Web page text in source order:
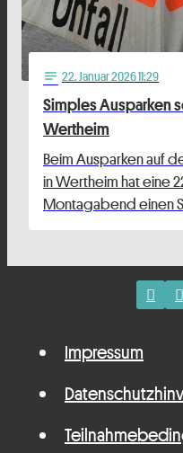
notes 22. Januar 2026 11:29
Simples Ausparken
Wertheim
Beim Ausparken auf
in Wertheim hat eine
Montagabend einen
Impressum